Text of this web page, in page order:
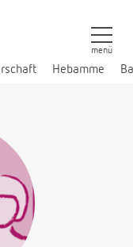
Hebamme
menü